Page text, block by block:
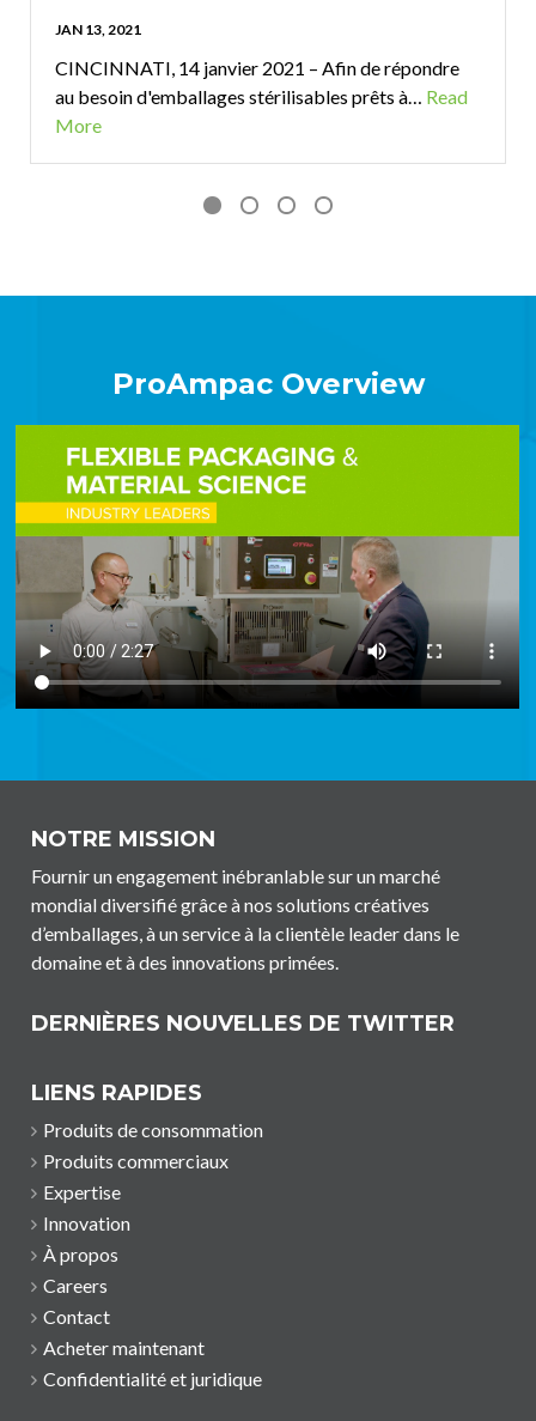
JAN 13, 2021
CINCINNATI, 14 janvier 2021 – Afin de répondre
au besoin d'emballages stérilisables prêts à… Read
More
ProAmpac Overview
NOTRE MISSION
Fournir un engagement inébranlable sur un marché
mondial diversifié grâce à nos solutions créatives
d’emballages, à un service à la clientèle leader dans le
domaine et à des innovations primées.
DERNIÈRES NOUVELLES DE TWITTER
LIENS RAPIDES
Produits de consommation
Produits commerciaux
Expertise
Innovation
À propos
Careers
Contact
Acheter maintenant
Confidentialité et juridique